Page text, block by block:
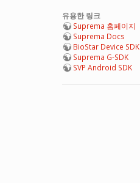
유용한 링크
Suprema 홈페이지
Suprema Docs
BioStar Device SDK
Suprema G-SDK
SVP Android SDK